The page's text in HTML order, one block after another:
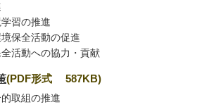
習の推進
保全活動の促進
活動への協力・貢献
(PDF形式 587KB)
取組の推進